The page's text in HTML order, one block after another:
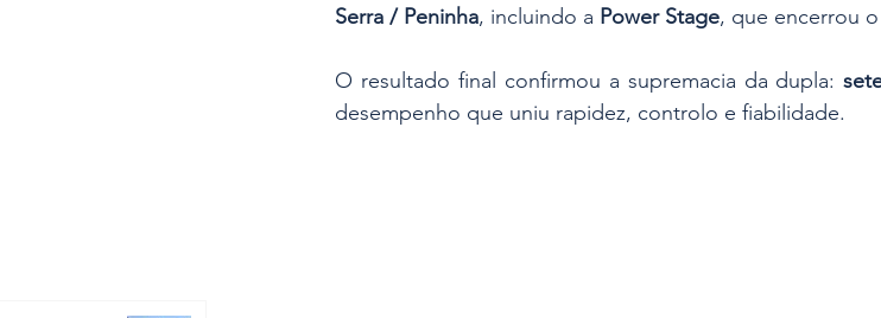
Serra / Peninha, incluindo a Power Stage, que encerrou o
O resultado final confirmou a supremacia da dupla:
desempenho que uniu rapidez, controlo e fiabilidade.